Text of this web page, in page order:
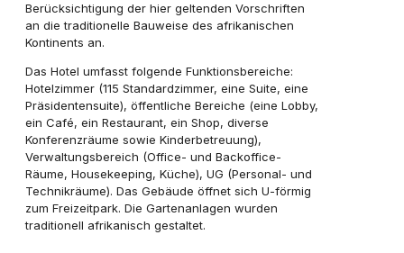
Berücksichtigung der hier geltenden Vorschriften
an die traditionelle Bauweise des afrikanischen
Kontinents an.
Das Hotel umfasst folgende Funktionsbereiche:
Hotelzimmer (115 Standardzimmer, eine Suite, eine
Präsidentensuite), öffentliche Bereiche (eine Lobby,
ein Café, ein Restaurant, ein Shop, diverse
Konferenzräume sowie Kinderbetreuung),
Verwaltungsbereich (Office- und Backoffice-
Räume, Housekeeping, Küche), UG (Personal- und
Technikräume). Das Gebäude öffnet sich U-förmig
zum Freizeitpark. Die Gartenanlagen wurden
traditionell afrikanisch gestaltet.